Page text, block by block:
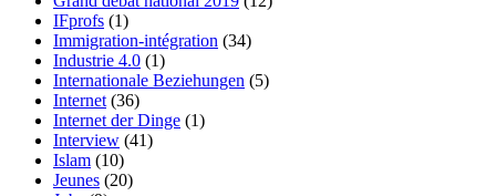
IFprofs (1)
Immigration-intégration (34)
Industrie 4.0 (1)
Internationale Beziehungen (5)
Internet (36)
Internet der Dinge (1)
Interview (41)
Islam (10)
Jeunes (20)